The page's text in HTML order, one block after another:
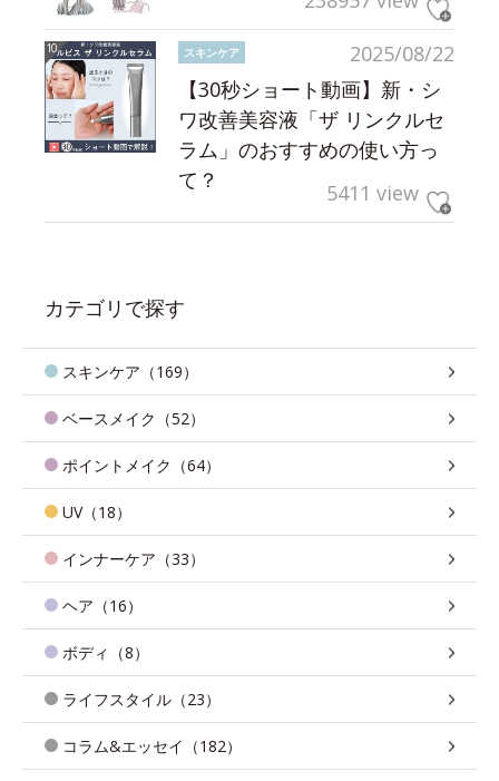
2025/08/22
スキンケア
【30秒ショート動画】新・シ
ワ改善美容液「ザ リンクルセ
ラム」のおすすめの使い方っ
て？
5411 view
カテゴリで探す
スキンケア（169）
ベースメイク（52）
ポイントメイク（64）
UV（18）
インナーケア（33）
ヘア（16）
ボディ（8）
ライフスタイル（23）
コラム&エッセイ（182）